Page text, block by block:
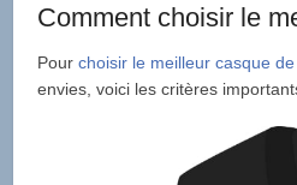
Comment choisir le
Pourchoisir le meilleur casque
envies, voici les critères